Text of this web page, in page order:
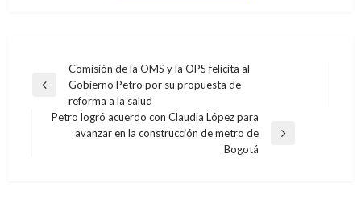
Navegación
de
entradas
Entrada
anterior
Comisión de la OMS y la OPS felicita al
Gobierno Petro por su propuesta de
reforma a la salud
Entrada
Petro logró acuerdo con Claudia López para
avanzar en la construcción de metro de
Bogotá